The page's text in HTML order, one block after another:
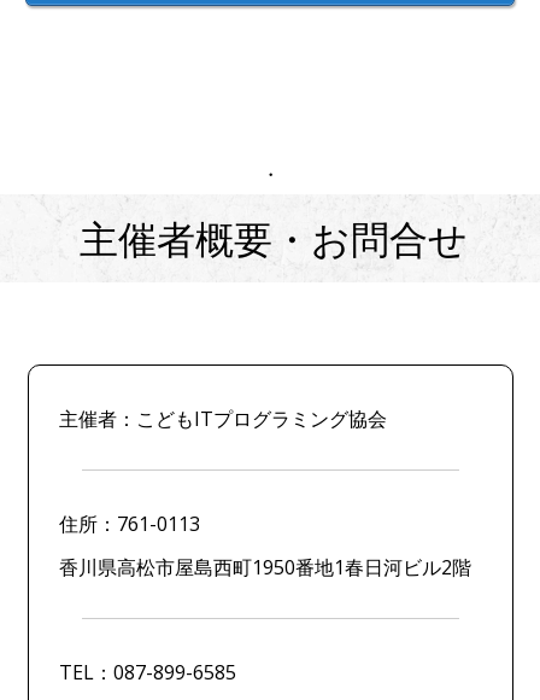
・
主催者概要・お問合せ
主催者：こどもITプログラミング協会
住所：761-0113
香川県高松市屋島西町1950番地1春日河ビル2階
TEL：087-899-6585